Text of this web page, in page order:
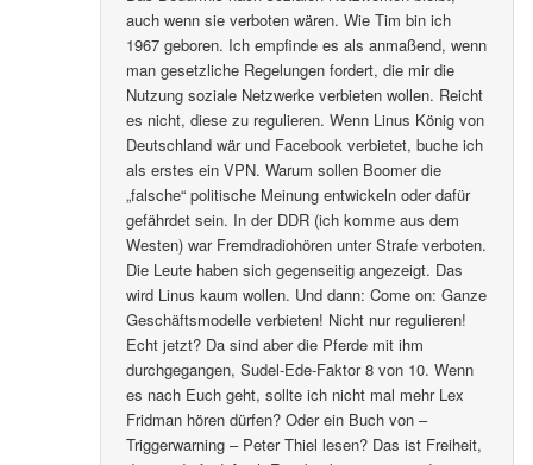
auch wenn sie verboten wären. Wie Tim bin ich
1967 geboren. Ich empfinde es als anmaßend, wenn
man gesetzliche Regelungen fordert, die mir die
Nutzung soziale Netzwerke verbieten wollen. Reicht
es nicht, diese zu regulieren. Wenn Linus König von
Deutschland wär und Facebook verbietet, buche ich
als erstes ein VPN. Warum sollen Boomer die
„falsche“ politische Meinung entwickeln oder dafür
gefährdet sein. In der DDR (ich komme aus dem
Westen) war Fremdradiohören unter Strafe verboten.
Die Leute haben sich gegenseitig angezeigt. Das
wird Linus kaum wollen. Und dann: Come on: Ganze
Geschäftsmodelle verbieten! Nicht nur regulieren!
Echt jetzt? Da sind aber die Pferde mit ihm
durchgegangen, Sudel-Ede-Faktor 8 von 10. Wenn
es nach Euch geht, sollte ich nicht mal mehr Lex
Fridman hören dürfen? Oder ein Buch von –
Triggerwarning – Peter Thiel lesen? Das ist Freiheit,